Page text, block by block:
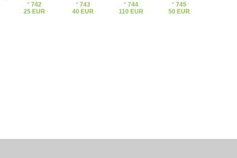
*742
25 EUR
* 743
40 EUR
*744
110 EUR
*745
50 EUR